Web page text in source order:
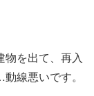
物を出て、再入
線悪いです。